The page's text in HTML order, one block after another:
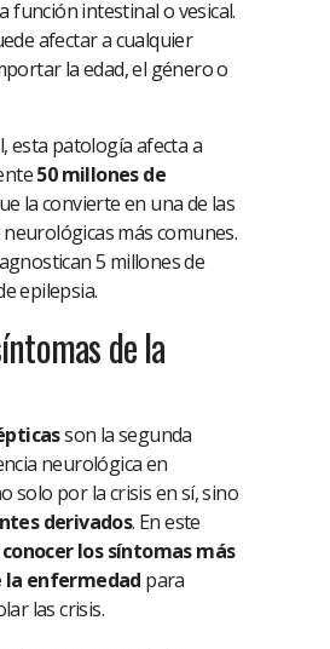
función intestinal o vesical.
afectar a cualquier
la edad, el género o
esta patología afecta a
50 millones de
la convierte en una de las
más comunes.
5 millones de
epilepsia.
de la
son la segunda
neurológica en
solo por la crisis en sí, sino
derivados. En este
conocer los síntomas más
la enfermedad para
las crisis.